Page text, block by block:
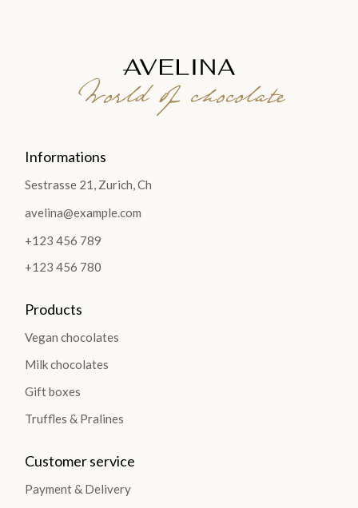
World of chocolate
Informations
Sestrasse 21, Zurich, Ch
avelina@example.com
+123 456 789
+123 456 780
Products
Vegan chocolates
Milk chocolates
Gift boxes
Truffles & Pralines
Customer service
Payment & Delivery